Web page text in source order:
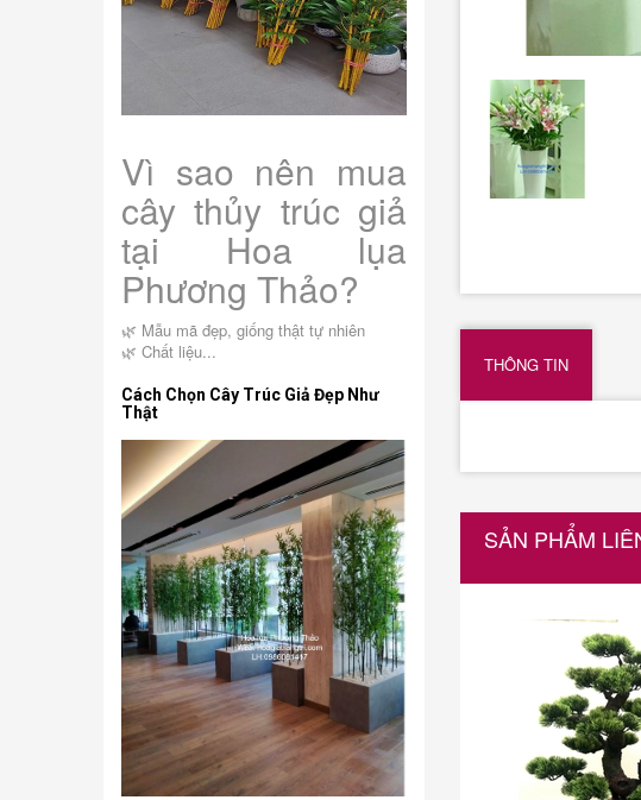
THÔNG TIN
SẢN PHẨM
Vì sao nên mua
cây thủy trúc giả
tại Hoa lụa
Phương Thảo?
🌿 Mẫu mã đẹp, giống thật tự nhiên
🌿 Chất liệu...
Cách Chọn Cây Trúc Giả Đẹp Như
Thật